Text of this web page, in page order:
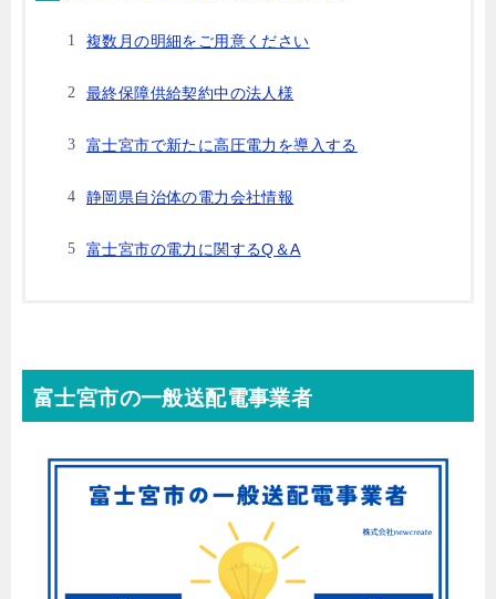
複数月の明細をご用意ください
最終保障供給契約中の法人様
富士宮市で新たに高圧電力を導入する
静岡県自治体の電力会社情報
富士宮市の電力に関するQ＆A
富士宮市の一般送配電事業者